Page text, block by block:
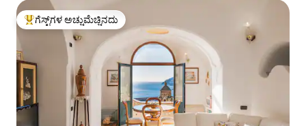
ಗೆಸ್ಟ್‌ಗಳಿಗೆ ಅತಿ ಹೆಚ್ಚು ಅಚ್ಚುಮೆಚ್ಚಿನದು
ಗೆಸ್ಟ್‌ಗಳ ಅಚ್ಚುಮೆಚ್ಚಿನದು